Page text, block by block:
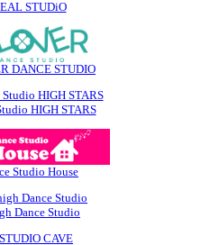
STUDiO
DANCE STUDIO
HIGH STARS
Studio House
Dance Studio